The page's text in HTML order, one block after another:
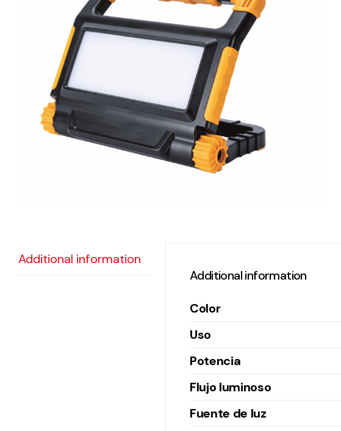
eléctrico.
Equipment
Complete
Additional information
Additional information
Color
Uso
Potencia
Flujo luminoso
Fuente de luz